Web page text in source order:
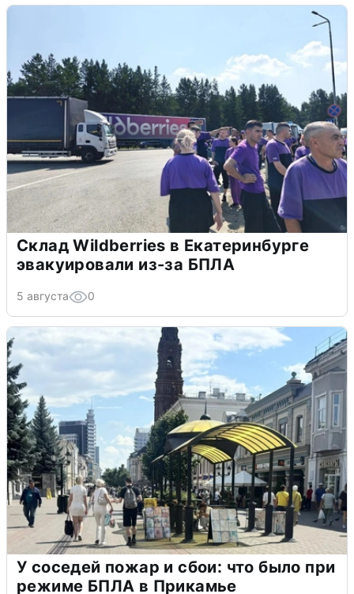
Склад Wildberries в Екатеринбурге
эвакуировали из-за БПЛА
5 августа 0
У соседей пожар и сбои: что было при
режиме БПЛА в Прикамье